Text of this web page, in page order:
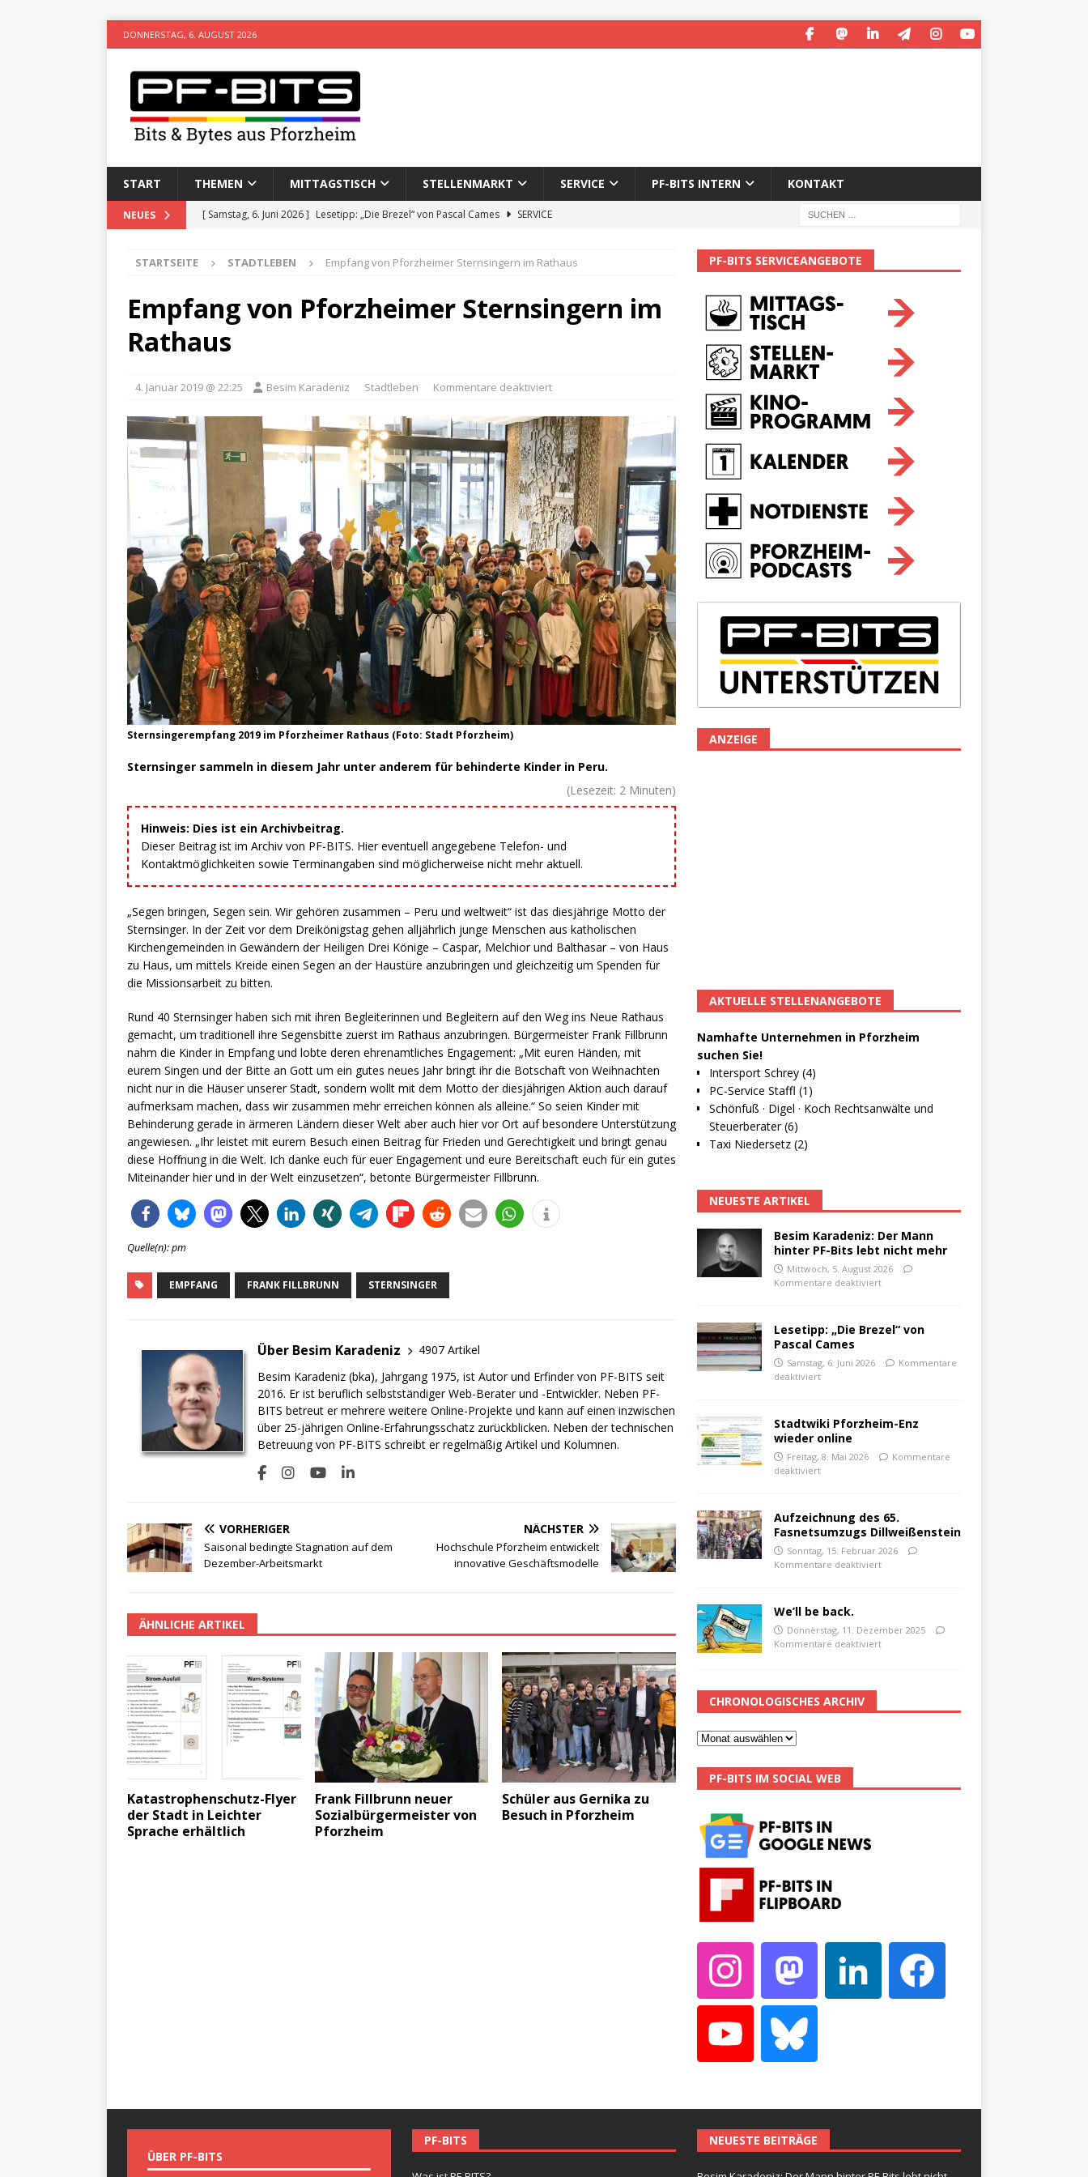
DONNERSTAG, 6. AUGUST 2026
START THEMEN MITTAGSTISCH STELLENMARKT SERVICE PF-BITS INTERN KONTAKT
NEUES [ Samstag, 6. Juni 2026 ] Lesetipp: „Die Brezel“ von Pascal Cames
SERVICE
[ Sonntag, 15. Februar 2026 ] Aufzeichnung des 65. Fasnetsumzugs Dillweißenstein
[ Donnerstag, 11. Dezember 2025 ]
[ Mittwoch, 5. August 2026 ]
STARTSEITE STADTLEBEN Empfang von Pforzheimer Sternsingern im Rathaus
Empfang von Pforzheimer Sternsingern im
Rathaus
4. Januar 2019 @ 22:25 Besim Karadeniz Stadtleben Kommentare deaktiviert
Sternsingerempfang 2019 im Pforzheimer Rathaus (Foto: Stadt Pforzheim)
Sternsinger sammeln in diesem Jahr unter anderem für behinderte Kinder in Peru.
(Lesezeit: 2 Minuten)
Hinweis: Dies ist ein Archivbeitrag.
Dieser Beitrag ist im Archiv von PF-BITS. Hier eventuell angegebene Telefon- und
Kontaktmöglichkeiten sowie Terminangaben sind möglicherweise nicht mehr aktuell.
„Segen bringen, Segen sein. Wir gehören zusammen – Peru und weltweit“ ist das diesjährige Motto der
Sternsinger. In der Zeit vor dem Dreikönigstag gehen alljährlich junge Menschen aus katholischen
Kirchengemeinden in Gewändern der Heiligen Drei Könige – Caspar, Melchior und Balthasar – von Haus
zu Haus, um mittels Kreide einen Segen an der Haustüre anzubringen und gleichzeitig um Spenden für
die Missionsarbeit zu bitten.
Rund 40 Sternsinger haben sich mit ihren Begleiterinnen und Begleitern auf den Weg ins Neue Rathaus
gemacht, um traditionell ihre Segensbitte zuerst im Rathaus anzubringen. Bürgermeister Frank Fillbrunn
nahm die Kinder in Empfang und lobte deren ehrenamtliches Engagement: „Mit euren Händen, mit
eurem Singen und der Bitte an Gott um ein gutes neues Jahr bringt ihr die Botschaft von Weihnachten
nicht nur in die Häuser unserer Stadt, sondern wollt mit dem Motto der diesjährigen Aktion auch darauf
aufmerksam machen, dass wir zusammen mehr erreichen können als alleine.“ So seien Kinder mit
Behinderung gerade in ärmeren Ländern dieser Welt aber auch hier vor Ort auf besondere Unterstützung
angewiesen. „Ihr leistet mit eurem Besuch einen Beitrag für Frieden und Gerechtigkeit und bringt genau
diese Hoffnung in die Welt. Ich danke euch für euer Engagement und eure Bereitschaft euch für ein gutes
Miteinander hier und in der Welt einzusetzen“, betonte Bürgermeister Fillbrunn.
Quelle(n): pm
EMPFANG FRANK FILLBRUNN STERNSINGER
Über Besim Karadeniz
4907 Artikel
Besim Karadeniz (bka), Jahrgang 1975, ist Autor und Erfinder von PF-BITS seit
2016. Er ist beruflich selbstständiger Web-Berater und -Entwickler. Neben PF-
BITS betreut er mehrere weitere Online-Projekte und kann auf einen inzwischen
über 25-jährigen Online-Erfahrungsschatz zurückblicken. Neben der technischen
Betreuung von PF-BITS schreibt er regelmäßig Artikel und Kolumnen.
VORHERIGER
Saisonal bedingte Stagnation auf dem
Dezember-Arbeitsmarkt
NÄCHSTER
Hochschule Pforzheim entwickelt
innovative Geschäftsmodelle
ÄHNLICHE ARTIKEL
Katastrophenschutz-Flyer
der Stadt in Leichter
Sprache erhältlich
Frank Fillbrunn neuer
Sozialbürgermeister von
Pforzheim
Schüler aus Gernika zu
Besuch in Pforzheim
PF-BITS SERVICEANGEBOTE
ANZEIGE
AKTUELLE STELLENANGEBOTE
Namhafte Unternehmen in Pforzheim
suchen Sie!
Intersport Schrey (4)
PC-Service Staffl (1)
Schönfuß · Digel · Koch Rechtsanwälte und
Steuerberater (6)
Taxi Niedersetz (2)
NEUESTE ARTIKEL
Besim Karadeniz: Der Mann
hinter PF-Bits lebt nicht mehr
Mittwoch, 5. August 2026
Kommentare deaktiviert
Lesetipp: „Die Brezel“ von
Pascal Cames
Samstag, 6. Juni 2026
Kommentare
deaktiviert
Stadtwiki Pforzheim-Enz
wieder online
Freitag, 8. Mai 2026
Kommentare
deaktiviert
Aufzeichnung des 65.
Fasnetsumzugs Dillweißenstein
Sonntag, 15. Februar 2026
Kommentare deaktiviert
We’ll be back.
Donnerstag, 11. Dezember 2025
Kommentare deaktiviert
CHRONOLOGISCHES ARCHIV
PF-BITS IM SOCIAL WEB
ÜBER PF-BITS
PF-BITS NEUESTE BEITRÄGE